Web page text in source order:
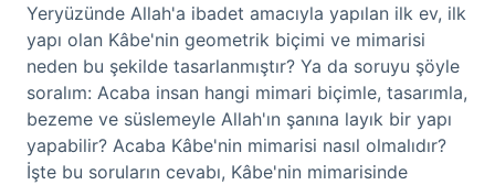
Yeryüzünde Allah'a ibadet amacıyla yapılan ilk ev, ilk
yapı olan Kâbe'nin geometrik biçimi ve mimarisi
neden bu şekilde tasarlanmıştır? Ya da soruyu şöyle
soralım: Acaba insan hangi mimari biçimle, tasarımla,
bezeme ve süslemeyle Allah'ın şanına layık bir yapı
yapabilir? Acaba Kâbe'nin mimarisi nasıl olmalıdır?
İşte bu soruların cevabı, Kâbe'nin mimarisinde